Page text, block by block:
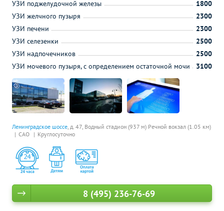
Ленинградское шоссе, д. 47, Водный стадион (937 м) Речной вокзал (1.05 км)
САО
Круглосуточно
УЗИ поджелудочной железы
1800
УЗИ желчного пузыря
2300
УЗИ печени
2300
УЗИ селезенки
2500
УЗИ надпочечников
2500
УЗИ мочевого пузыря, с определением остаточной мочи
3100
8 (495) 236-76-69